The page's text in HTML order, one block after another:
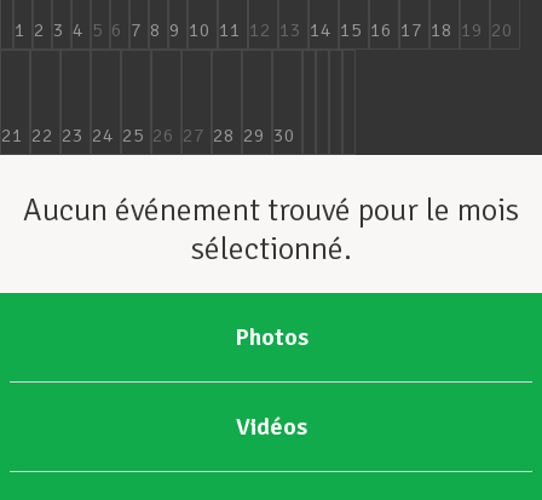
1 2 3 4 5 6 7 8 9 10 11 12 13 14 15 16 17 18 19 20
21 22 23 24 25 26 27 28 29 30
Aucun événement trouvé pour le mois
sélectionné.
Photos
Vidéos